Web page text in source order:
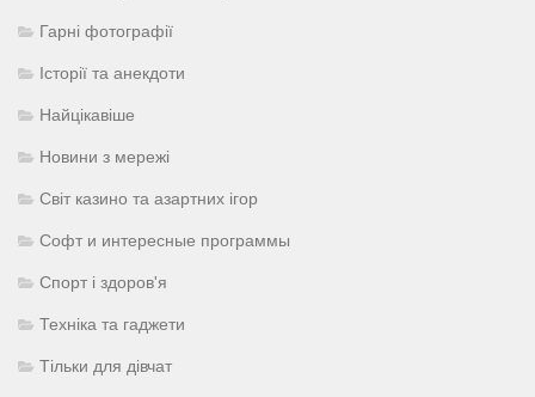
Гарні фотографії
Історії та анекдоти
Найцікавіше
Новини з мережі
Світ казино та азартних ігор
Софт и интересные программы
Спорт і здоров'я
Техніка та гаджети
Тільки для дівчат